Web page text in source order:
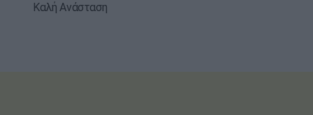
Καλή Ανάσταση